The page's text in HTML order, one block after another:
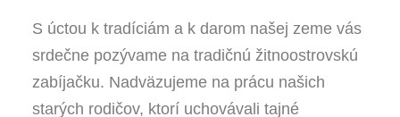
S úctou k tradíciám a k darom našej zeme vás
srdečne pozývame na tradičnú žitnoostrovskú
zabíjačku. Nadväzujeme na prácu našich
starých rodičov, ktorí uchovávali tajné